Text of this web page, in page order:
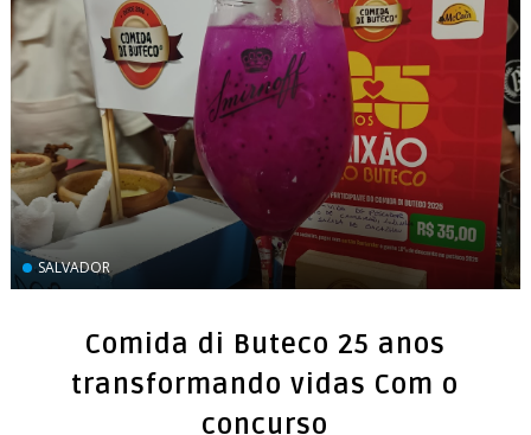
SALVADOR‏
Comida di Buteco 25 anos
transformando vidas Com o
concurso